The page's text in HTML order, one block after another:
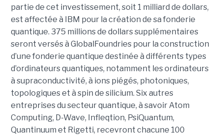
partie de cet investissement, soit 1 milliard de dollars,
est affectée à IBM pour la création de sa fonderie
quantique. 375 millions de dollars supplémentaires
seront versés à GlobalFoundries pour la construction
d’une fonderie quantique destinée à différents types
d’ordinateurs quantiques, notamment les ordinateurs
à supraconductivité, à ions piégés, photoniques,
topologiques et à spin de silicium. Six autres
entreprises du secteur quantique, à savoir Atom
Computing, D-Wave, Infleqtion, PsiQuantum,
Quantinuum et Rigetti, recevront chacune 100